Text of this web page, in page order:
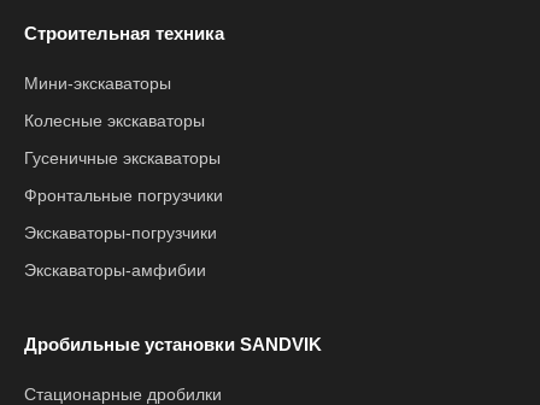
Строительная техника
Мини-экскаваторы
Колесные экскаваторы
Гусеничные экскаваторы
Фронтальные погрузчики
Экскаваторы-погрузчики
Экскаваторы-амфибии
Дробильные установки SANDVIK
Стационарные дробилки